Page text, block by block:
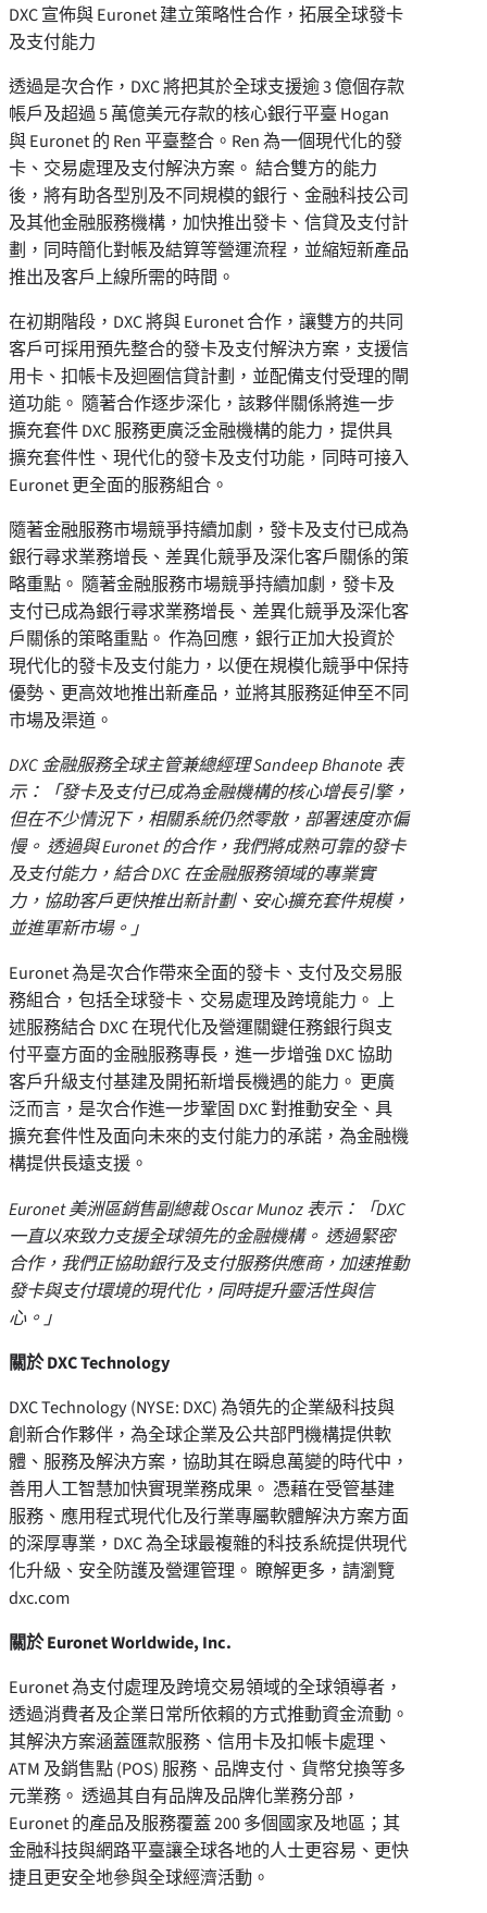
DXC 宣佈與 Euronet 建立策略性合作，拓展全球發卡
及支付能力
透過是次合作，DXC 將把其於全球支援逾 3 億個存款
帳戶及超過 5 萬億美元存款的核心銀行平臺 Hogan
與 Euronet 的 Ren 平臺整合。Ren 為一個現代化的發
卡、交易處理及支付解決方案。 結合雙方的能力
後，將有助各型別及不同規模的銀行、金融科技公司
及其他金融服務機構，加快推出發卡、信貸及支付計
劃，同時簡化對帳及結算等營運流程，並縮短新產品
推出及客戶上線所需的時間。
在初期階段，DXC 將與 Euronet 合作，讓雙方的共同
客戶可採用預先整合的發卡及支付解決方案，支援信
用卡、扣帳卡及迴圈信貸計劃，並配備支付受理的閘
道功能。 隨著合作逐步深化，該夥伴關係將進一步
擴充套件 DXC 服務更廣泛金融機構的能力，提供具
擴充套件性、現代化的發卡及支付功能，同時可接入
Euronet 更全面的服務組合。
隨著金融服務市場競爭持續加劇，發卡及支付已成為
銀行尋求業務增長、差異化競爭及深化客戶關係的策
略重點。 隨著金融服務市場競爭持續加劇，發卡及
支付已成為銀行尋求業務增長、差異化競爭及深化客
戶關係的策略重點。 作為回應，銀行正加大投資於
現代化的發卡及支付能力，以便在規模化競爭中保持
優勢、更高效地推出新產品，並將其服務延伸至不同
市場及渠道。
DXC 金融服務全球主管兼總經理 Sandeep Bhanote 表
示：「發卡及支付已成為金融機構的核心增長引擎，
但在不少情況下，相關系統仍然零散，部署速度亦偏
慢。 透過與 Euronet 的合作，我們將成熟可靠的發卡
及支付能力，結合 DXC 在金融服務領域的專業實
力，協助客戶更快推出新計劃、安心擴充套件規模，
並進軍新市場。」
Euronet 為是次合作帶來全面的發卡、支付及交易服
務組合，包括全球發卡、交易處理及跨境能力。 上
述服務結合 DXC 在現代化及營運關鍵任務銀行與支
付平臺方面的金融服務專長，進一步增強 DXC 協助
客戶升級支付基建及開拓新增長機遇的能力。 更廣
泛而言，是次合作進一步鞏固 DXC 對推動安全、具
擴充套件性及面向未來的支付能力的承諾，為金融機
構提供長遠支援。
Euronet 美洲區銷售副總裁 Oscar Munoz 表示：「DXC
一直以來致力支援全球領先的金融機構。 透過緊密
合作，我們正協助銀行及支付服務供應商，加速推動
發卡與支付環境的現代化，同時提升靈活性與信
心。」
關於 DXC Technology
DXC Technology (NYSE: DXC) 為領先的企業級科技與
創新合作夥伴，為全球企業及公共部門機構提供軟
體、服務及解決方案，協助其在瞬息萬變的時代中，
善用人工智慧加快實現業務成果。 憑藉在受管基建
服務、應用程式現代化及行業專屬軟體解決方案方面
的深厚專業，DXC 為全球最複雜的科技系統提供現代
化升級、安全防護及營運管理。 瞭解更多，請瀏覽
dxc.com
關於 Euronet Worldwide, Inc.
Euronet 為支付處理及跨境交易領域的全球領導者，
透過消費者及企業日常所依賴的方式推動資金流動。
其解決方案涵蓋匯款服務、信用卡及扣帳卡處理、
ATM 及銷售點 (POS) 服務、品牌支付、貨幣兌換等多
元業務。 透過其自有品牌及品牌化業務分部，
Euronet 的產品及服務覆蓋 200 多個國家及地區；其
金融科技與網路平臺讓全球各地的人士更容易、更快
捷且更安全地參與全球經濟活動。